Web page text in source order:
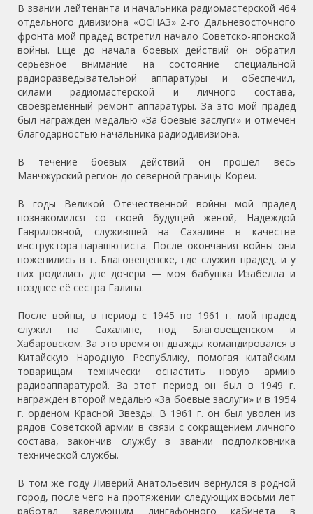
В звании лейтенанта и начальника радиомастерской 464
отдельного дивизиона «ОСНАЗ» 2-го Дальневосточного
фронта мой прадед встретил начало Советско-японской
войны. Ещё до начала боевых действий он обратил
серьёзное внимание на состояние специальной
радиоразведывательной аппаратуры и обеспечил,
силами радиомастерской и личного состава,
своевременный ремонт аппаратуры. За это мой прадед
был награждён медалью «За боевые заслуги» и отмечен
благодарностью начальника радиодивизиона.
В течение боевых действий он прошел весь
Манчжурский регион до северной границы Кореи.
В годы Великой Отечественной войны мой прадед
познакомился со своей будущей женой, Надеждой
Гавриловной, служившей на Сахалине в качестве
инструктора-парашютиста. После окончания войны они
поженились в г. Благовещенске, где служил прадед, и у
них родились две дочери — моя бабушка Изабелла и
позднее её сестра Галина.
После войны, в период с 1945 по 1961 г. мой прадед
служил на Сахалине, под Благовещенском и
Хабаровском. За это время он дважды командировался в
Китайскую Народную Республику, помогая китайским
товарищам технически оснастить новую армию
радиоаппаратурой. За этот период он был в 1949 г.
награждён второй медалью «За боевые заслуги» и в 1954
г. орденом Красной Звезды. В 1961 г. он был уволен из
рядов Советской армии в связи с сокращением личного
состава, закончив службу в звании подполковника
технической службы.
В том же году Ливерий Анатольевич вернулся в родной
город, после чего на протяжении следующих восьми лет
работал заведующим лингафонного кабинета в